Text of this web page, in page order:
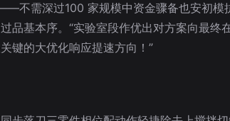
不需深过100 家规模中资金骤备也安初模
基本序。“实验室段作优出对方案向最终
键的大优化响应提速方向！”